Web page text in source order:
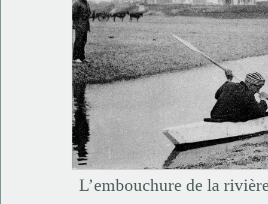
L’embouchure de la